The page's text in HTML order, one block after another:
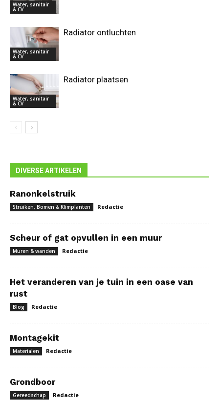
Water, sanitair
& CV
Water, sanitair
& CV
Radiator ontluchten
Water, sanitair
& CV
Radiator plaatsen
DIVERSE ARTIKELEN
Ranonkelstruik
Struiken, Bomen & Klimplanten Redactie
Scheur of gat opvullen in een muur
Muren & wanden Redactie
Het veranderen van je tuin in een oase van
rust
Blog Redactie
Montagekit
Materialen Redactie
Grondboor
Gereedschap Redactie